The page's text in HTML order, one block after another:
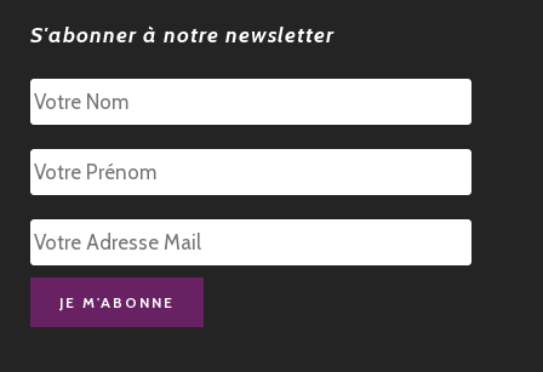
S'abonner à notre newsletter